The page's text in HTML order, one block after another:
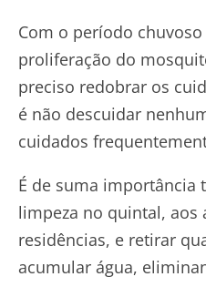
Com o período
proliferação do
preciso redobrar os
é não descuidar
cuidados
É de suma importância
limpeza no quintal, aos
residências, e retirar
acumular água,